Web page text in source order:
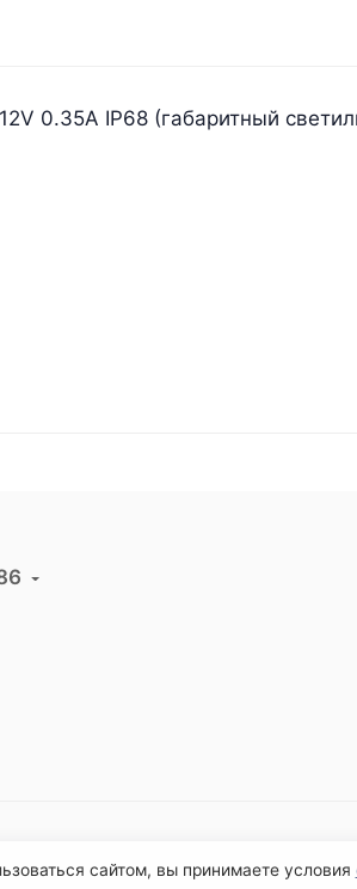
0.35A IP68 (габаритный
сайтом, вы принимаете условия